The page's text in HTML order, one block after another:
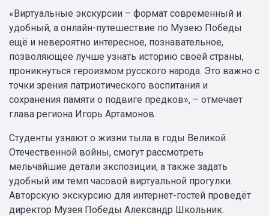
«Виртуальные экскурсии – формат современный и
удобный, а онлайн-путешествие по Музею Победы
ещё и невероятно интересное, познавательное,
позволяющее лучше узнать историю своей страны,
проникнуться героизмом русского народа. Это важно с
точки зрения патриотического воспитания и
сохранения памяти о подвиге предков», – отмечает
глава региона Игорь Артамонов.
Студенты узнают о жизни тыла в годы Великой
Отечественной войны, смогут рассмотреть
мельчайшие детали экспозиции, а также задать
удобный им темп часовой виртуальной прогулки.
Авторскую экскурсию для интернет-гостей проведёт
директор Музея Победы Александр Школьник.